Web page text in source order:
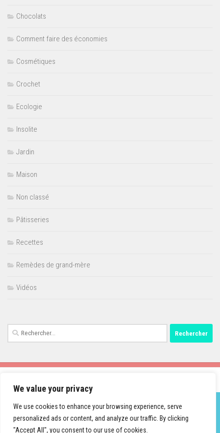
We value your privacy
We use cookies to enhance your browsing experience, serve
personalized ads or content, and analyze our traffic. By clicking
"Accept All", you consent to our use of cookies.
Chocolats
Comment faire des économies
Cosmétiques
Crochet
Ecologie
Insolite
Jardin
Maison
Non classé
Pâtisseries
Recettes
Remèdes de grand-mère
Vidéos
Rechercher :